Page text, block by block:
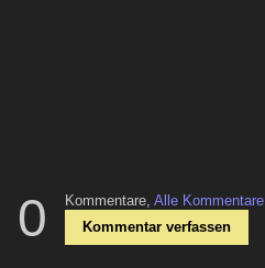
0 Kommentare, Alle Kommentare
Kommentar verfassen